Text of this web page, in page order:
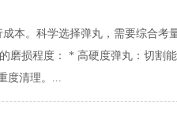
本。科学选择弹丸，需要综合考
磨损程度： * 高硬度弹丸：切割
清理。...